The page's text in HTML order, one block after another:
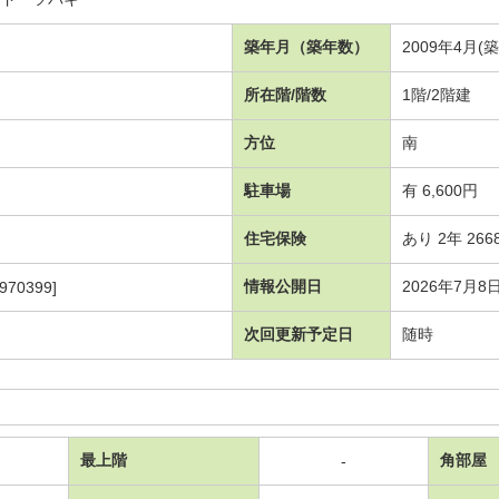
築年月（築年数） 2009年4月(
所在階/階数 1階/2階建
方位 南
駐車場 有 6,600円
住宅保険 あり 2年
情報公開日 2026年7月8日
次回更新予定日 随時
最上階 - 角部屋